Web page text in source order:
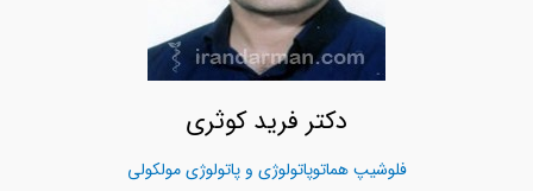
دکتر فرید کوثری
فلوشیپ هماتوپاتولوژی و پاتولوژی مولکولی